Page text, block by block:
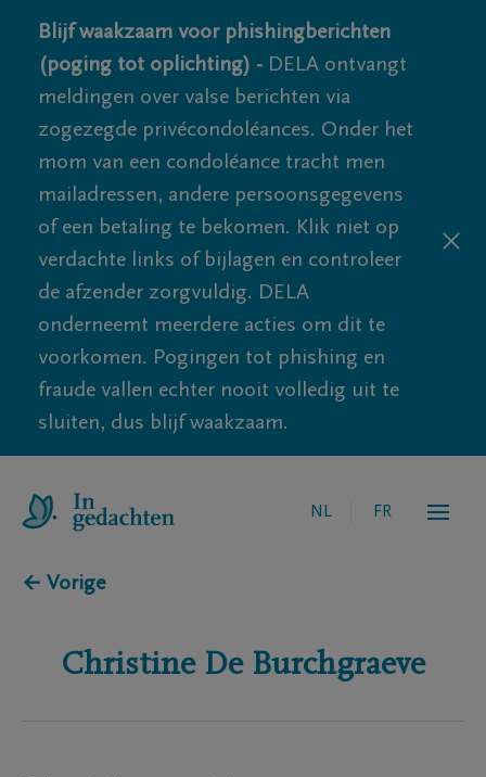
Blijf waakzaam voor phishingberichten
(poging tot oplichting) - DELA ontvangt
meldingen over valse berichten via
zogezegde privécondoléances. Onder het
mom van een condoléance tracht men
mailadressen, andere persoonsgegevens
of een betaling te bekomen. Klik niet op
verdachte links of bijlagen en controleer
de afzender zorgvuldig. DELA
onderneemt meerdere acties om dit te
voorkomen. Pogingen tot phishing en
fraude vallen echter nooit volledig uit te
sluiten, dus blijf waakzaam.
NL FR
← Vorige
Christine De Burchgraeve